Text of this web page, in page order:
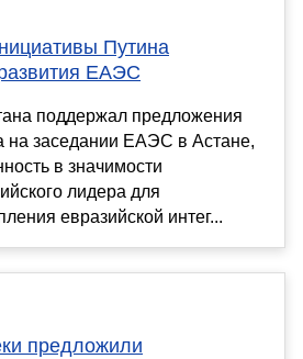
Путина
ЕАЭС
поддержал предложения
на заседании ЕАЭС в Астане,
в значимости
лидера для
евразийской интег...
предложили